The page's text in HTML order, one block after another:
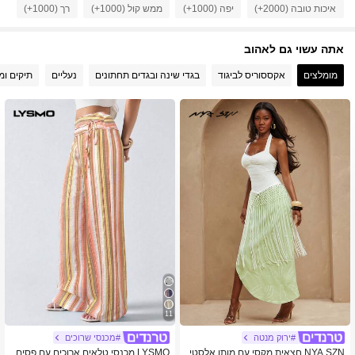
4.78
4.78 165K עוקבים
4.78
4.78 165K עוקבים
4.78 165K עוקבים
איכות טובה (2000+) יפה (1000+) ממש קול (1000+) רך (1000+)
אתה עשוי גם לאהוב
מומלצים אקססוריס לביגוד בגדי שינה ובגדים תחתונים נעליים תיקים
#ירוק מנטה
11
#מכנסי שרוכים